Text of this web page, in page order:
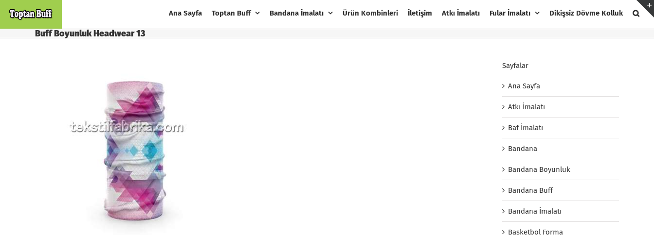
Ana Sayfa Toptan Buff Bandana İmalatı Ürün Kombinleri İletişim Atkı İmalatı Fular İmalatı Dikişsiz Dövme Kolluk
Buff Boyunluk Headwear 13
Sayfalar
Ana Sayfa
Atkı İmalatı
Baf İmalatı
Bandana
Bandana Boyunluk
Bandana Buff
Bandana İmalatı
Basketbol Forma